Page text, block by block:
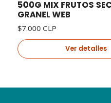
500G MIX FRUTOS
GRANEL WEB
$7.000 CLP
Ver detalles